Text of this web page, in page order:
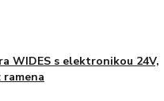
WIDES s elektronikou 24V,
ramena